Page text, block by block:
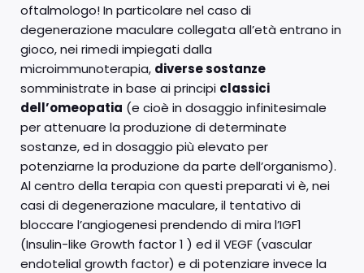
oftalmologo! In particolare nel caso di
degenerazione maculare collegata all’età entrano in
gioco, nei rimedi impiegati dalla
microimmunoterapia, diverse sostanze
somministrate in base ai principi classici
dell’omeopatia (e cioè in dosaggio infinitesimale
per attenuare la produzione di determinate
sostanze, ed in dosaggio più elevato per
potenziarne la produzione da parte dell’organismo).
Al centro della terapia con questi preparati vi è, nei
casi di degenerazione maculare, il tentativo di
bloccare l’angiogenesi prendendo di mira l’IGF1
(Insulin-like Growth factor 1 ) ed il VEGF (vascular
endotelial growth factor) e di potenziare invece la